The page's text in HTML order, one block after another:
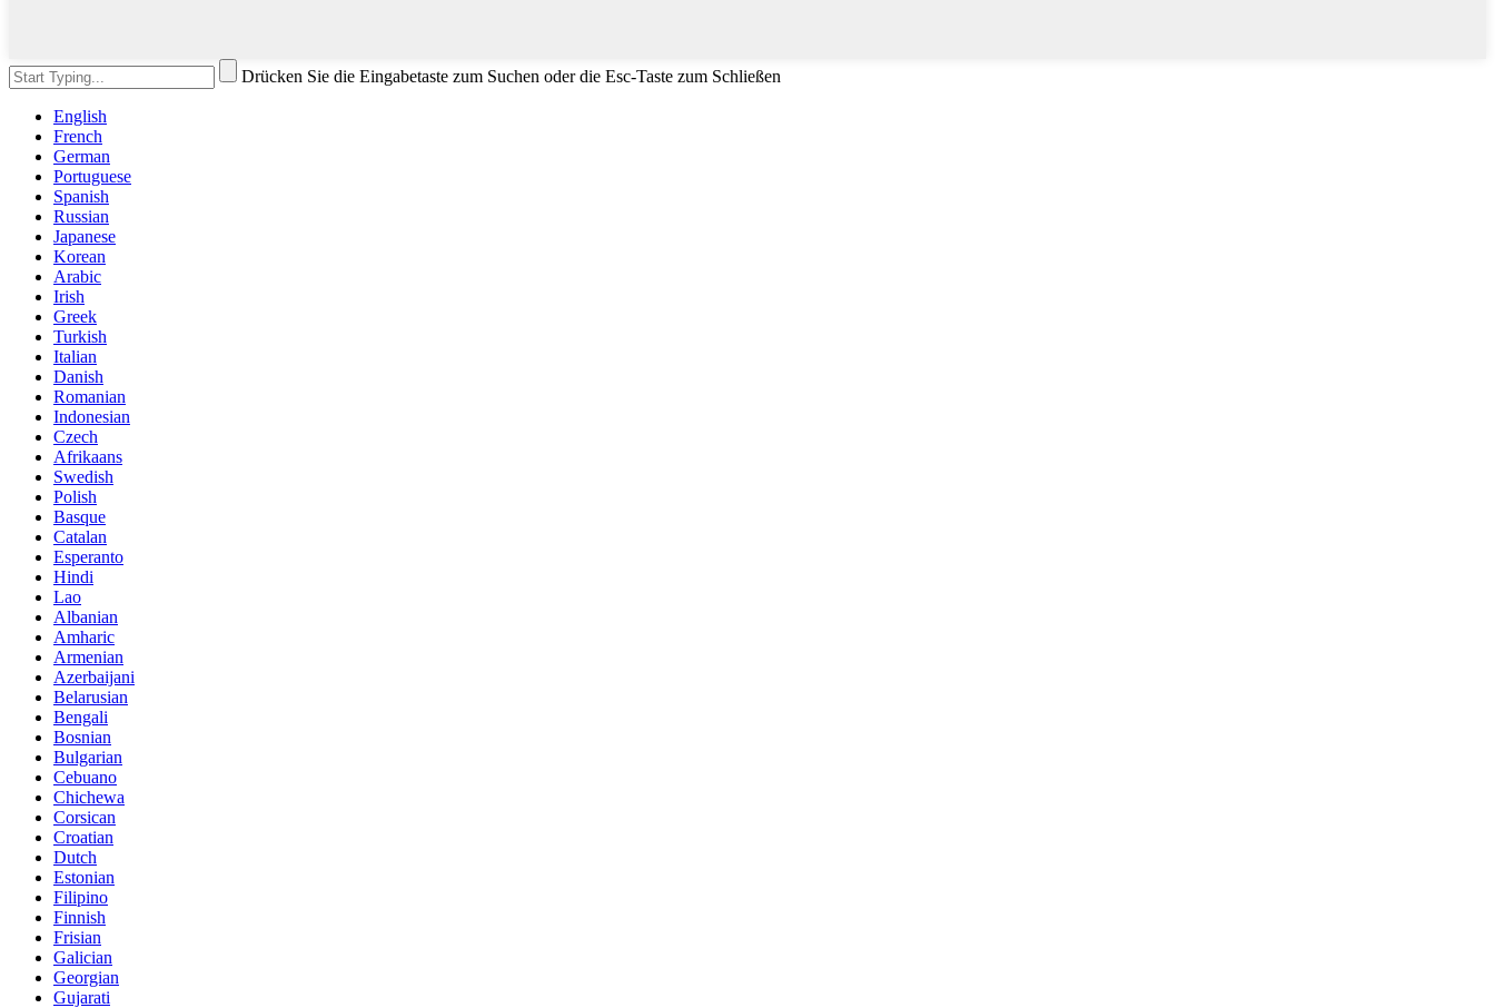
Drücken Sie die Eingabetaste zum Suchen oder die Esc-Taste zum Schließen
English
French
German
Portuguese
Spanish
Russian
Japanese
Korean
Arabic
Irish
Greek
Turkish
Italian
Danish
Romanian
Indonesian
Czech
Afrikaans
Swedish
Polish
Basque
Catalan
Esperanto
Hindi
Lao
Albanian
Amharic
Armenian
Azerbaijani
Belarusian
Bengali
Bosnian
Bulgarian
Cebuano
Chichewa
Corsican
Croatian
Dutch
Estonian
Filipino
Finnish
Frisian
Galician
Georgian
Gujarati